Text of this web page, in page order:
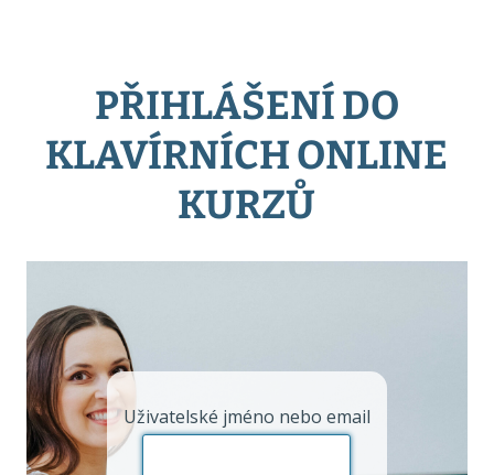
PŘIHLÁŠENÍ DO
KLAVÍRNÍCH ONLINE
KURZŮ
Uživatelské jméno nebo email